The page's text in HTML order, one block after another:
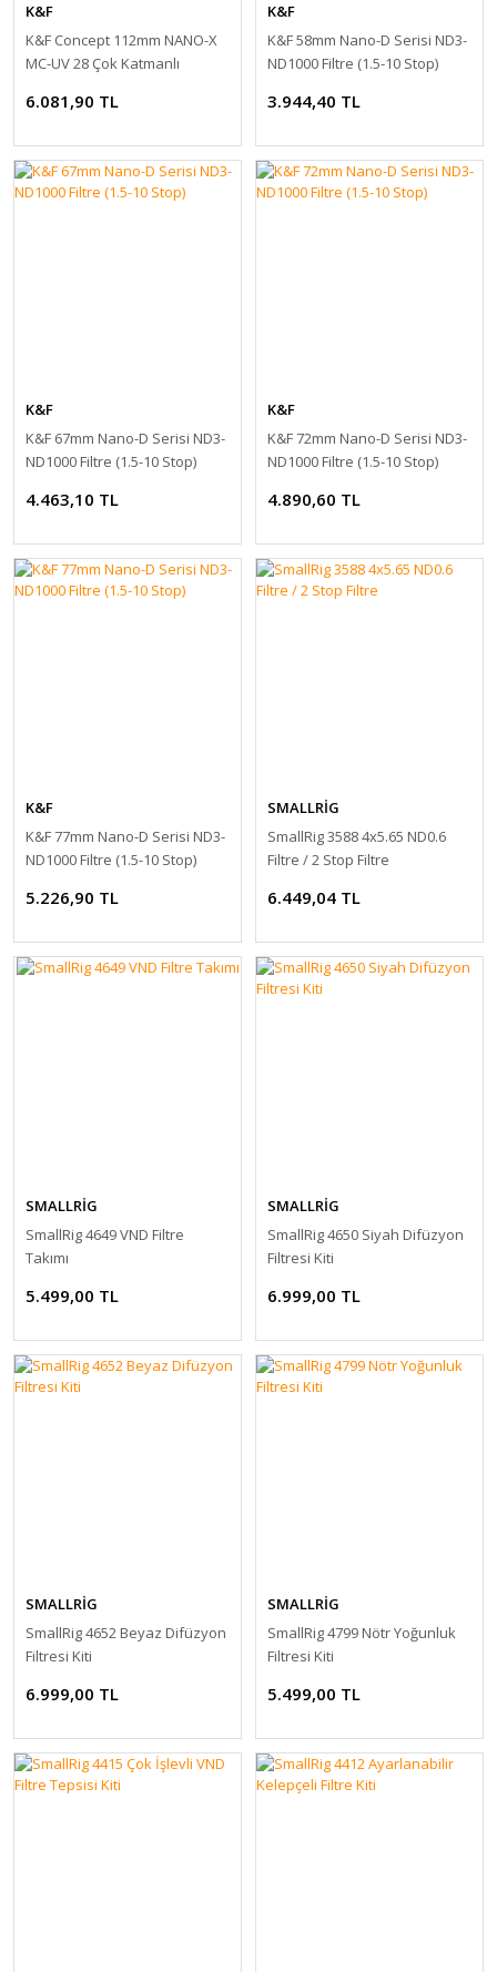
K&F
K&F Concept 112mm NANO-X
MC-UV 28 Çok Katmanlı
Filtresi 8K Ultra HD
6.081,90 TL
K&F
K&F 58mm Nano-D Serisi ND3-
ND1000 Filtre (1.5-10 Stop)
3.944,40 TL
K&F
K&F 67mm Nano-D Serisi ND3-
ND1000 Filtre (1.5-10 Stop)
4.463,10 TL
K&F
K&F 72mm Nano-D Serisi ND3-
ND1000 Filtre (1.5-10 Stop)
4.890,60 TL
K&F
K&F 77mm Nano-D Serisi ND3-
ND1000 Filtre (1.5-10 Stop)
5.226,90 TL
SMALLRİG
SmallRig 3588 4x5.65 ND0.6
Filtre / 2 Stop Filtre
6.449,04 TL
SMALLRİG
SmallRig 4649 VND Filtre
Takımı
5.499,00 TL
SMALLRİG
SmallRig 4650 Siyah Difüzyon
Filtresi Kiti
6.999,00 TL
SMALLRİG
SmallRig 4652 Beyaz Difüzyon
Filtresi Kiti
6.999,00 TL
SMALLRİG
SmallRig 4799 Nötr Yoğunluk
Filtresi Kiti
5.499,00 TL